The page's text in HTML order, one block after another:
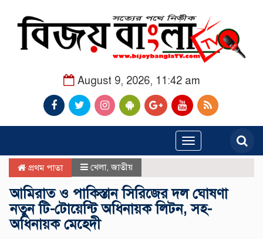
August 9, 2026, 11:42 am
Toggle
navigation
প্রথম পাতা খেলা,জাতীয়
আমিরাত ও পাকিস্তান সিরিজের দল ঘোষণা
নতুন টি-টোয়েন্টি অধিনায়ক লিটন, সহ-
অধিনায়ক মেহেদী